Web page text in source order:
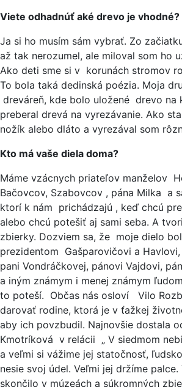
Viete odhadnúť aké drevo je vhodné?
Ja si ho musím sám vybrať. Zo
až tak nerozumel, ale miloval som ho
Ako deti sme si v korunách stromov
To bola taká dedinská poézia. Moja
dreváreň, kde bolo uložené drevo na
preberal drevá na vyrezávanie. Ako
nožík alebo dláto a vyrezával som
Kto má vaše diela doma?
Máme vzácnych priateľov manželov
Bačovcov, Szabovcov , pána Milka a
ktorí k nám prichádzajú , keď chcú
alebo chcú potešiť aj sami seba. A
zbierky. Dozviem sa, že moje dielo
prezidentom Gašparovičovi a
pani Vondráčkovej, pánovi Vajdovi,
a iným známym i menej známym
to poteší. Občas nás osloví Vilo
darovať rodine, ktorá je v ťažkej
aby ich povzbudil. Najnovšie dostala
Kmotríková v relácii „ V siedmom
a veľmi si vážime jej statočnosť,
nesie svoj údel. Veľmi jej držíme
skončilo v múzeách a súkromných